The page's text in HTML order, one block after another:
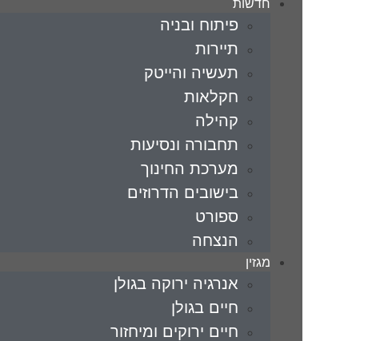
חדשות
פיתוח ובניה
תיירות
תעשיה והייטק
חקלאות
קהילה
תחבורה ונסיעות
מערכת החינוך
בישובים הדרוזים
ספורט
הנצחה
מגזין
אנרגיה ירוקה בגולן
חיים בגולן
חיים ירוקים ומיחזור